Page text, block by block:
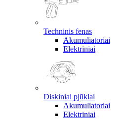
Techninis fenas
Akumuliatoriai
Elektriniai
Diskiniai pjūklai
Akumuliatoriai
Elektriniai